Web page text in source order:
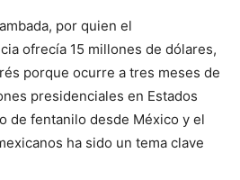
por quien el
ofrecía 15 millones de dólares,
porque ocurre a tres meses de
presidenciales en Estados
de fentanilo desde México y el
ha sido un tema clave